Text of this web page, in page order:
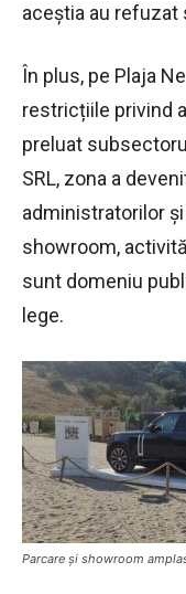
aceștia au refuzat
În plus, pe Plaja
restricțiile privind
preluat
SRL, zona a
administratorilor
showroom,
sunt domeniu
lege.
Parcare și showroom